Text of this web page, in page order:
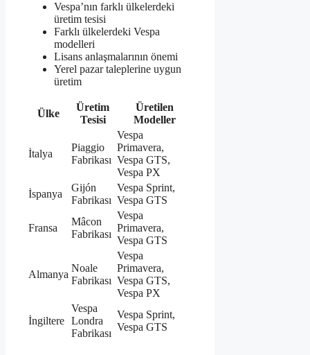
Vespa’nın farklı ülkelerdeki
üretim tesisi
Farklı ülkelerdeki Vespa
modelleri
Lisans anlaşmalarının önemi
Yerel pazar taleplerine uygun
üretim
Ülke
Üretim
Tesisi
Üretilen
Modeller
İtalya
Piaggio
Fabrikası
Vespa
Primavera,
Vespa GTS,
Vespa PX
İspanya
Gijón
Fabrikası
Vespa Sprint,
Vespa GTS
Fransa
Mâcon
Fabrikası
Vespa
Primavera,
Vespa GTS
Almanya
Noale
Fabrikası
Vespa
Primavera,
Vespa GTS,
Vespa PX
İngiltere
Vespa
Londra
Fabrikası
Vespa Sprint,
Vespa GTS